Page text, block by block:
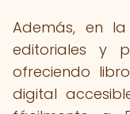
Además, en
editoriales y
ofreciendo
digital